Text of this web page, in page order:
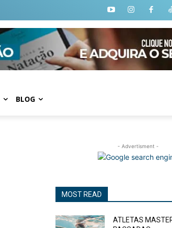
BLOG
- Advertisment -
MOST READ
ATLETAS